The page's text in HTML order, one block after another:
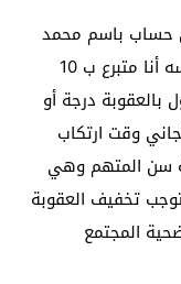
حساب باسم محمد
عادل نجمع التبرعات وأنا اول من يبدأ بنفسه أنا متبرع ب 10
يجيز في المادة 17 النزول بالعقوبة درجة أو
وقت ارتكاب
سن المتهم وهي
تخفيف العقوبة
المجتمع